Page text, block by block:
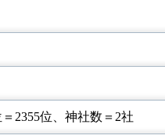
2355位、神社数＝2社